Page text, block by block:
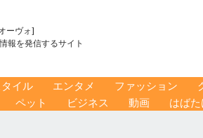
ーヴォ]
報を発信するサイト
イル エンタメ ファッション
ペット ビジネス 動画 はば